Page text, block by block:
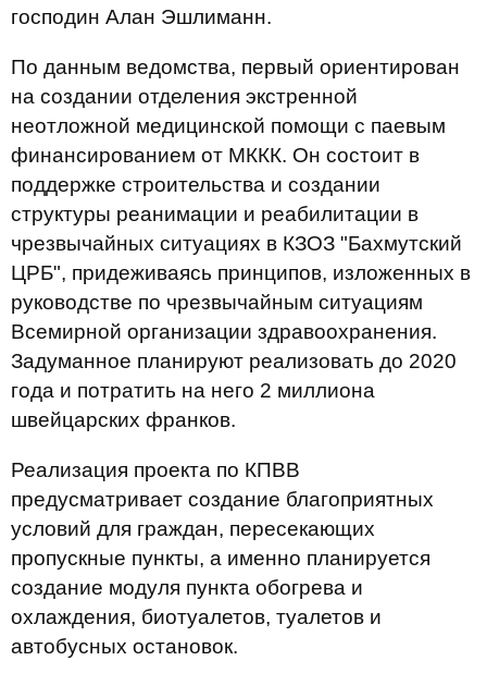
господин Алан Эшлиманн.
По данным ведомства, первый ориентирован
на создании отделения экстренной
неотложной медицинской помощи с паевым
финансированием от МККК. Он состоит в
поддержке строительства и создании
структуры реанимации и реабилитации в
чрезвычайных ситуациях в КЗОЗ "Бахмутский
ЦРБ", придеживаясь принципов, изложенных в
руководстве по чрезвычайным ситуациям
Всемирной организации здравоохранения.
Задуманное планируют реализовать до 2020
года и потратить на него 2 миллиона
швейцарских франков.
Реализация проекта по КПВВ
предусматривает создание благоприятных
условий для граждан, пересекающих
пропускные пункты, а именно планируется
создание модуля пункта обогрева и
охлаждения, биотуалетов, туалетов и
автобусных остановок.